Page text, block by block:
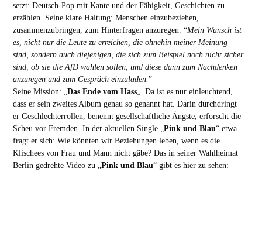
setzt: Deutsch-Pop mit Kante und der Fähigkeit, Geschichten zu
erzählen. Seine klare Haltung: Menschen einzubeziehen,
zusammenzubringen, zum Hinterfragen anzuregen. “Mein Wunsch ist
es, nicht nur die Leute zu erreichen, die ohnehin meiner Meinung
sind, sondern auch diejenigen, die sich zum Beispiel noch nicht sicher
sind, ob sie die AfD wählen sollen, und diese dann zum Nachdenken
anzuregen und zum Gespräch einzuladen. ”
Seine Mission: „ Das Ende vom Hass„. Da ist es nur einleuchtend,
dass er sein zweites Album genau so genannt hat. Darin durchdringt
er Geschlechterrollen, benennt gesellschaftliche Ängste, erforscht die
Scheu vor Fremden. In der aktuellen Single „ Pink und Blau“ etwa
fragt er sich: Wie könnten wir Beziehungen leben, wenn es die
Klischees von Frau und Mann nicht gäbe? Das in seiner Wahlheimat
Berlin gedrehte Video zu „ Pink und Blau“ gibt es hier zu sehen: